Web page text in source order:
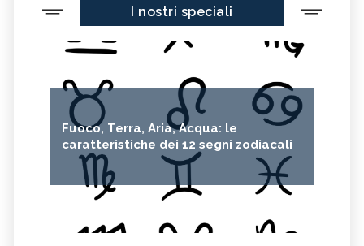
I nostri speciali
Fuoco, Terra, Aria, Acqua: le
caratteristiche dei 12 segni zodiacali